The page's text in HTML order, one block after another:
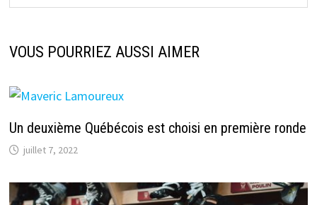
VOUS POURRIEZ AUSSI AIMER
Un deuxième Québécois est choisi en première ronde
juillet 7, 2022